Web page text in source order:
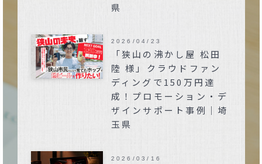
県
「狭山の沸かし屋 松田
陸 様」クラウドファン
ディングで150万円達
成！プロモーション・デ
ザインサポート事例｜埼
玉県
2026/04/23
2026/03/16